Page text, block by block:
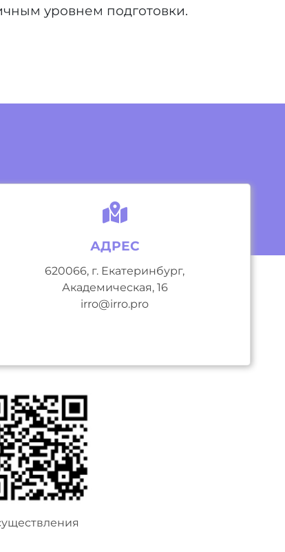
уровнем подготовки.
АДРЕС
620066, г. Екатеринбург,
Академическая, 16
irro@irro.pro